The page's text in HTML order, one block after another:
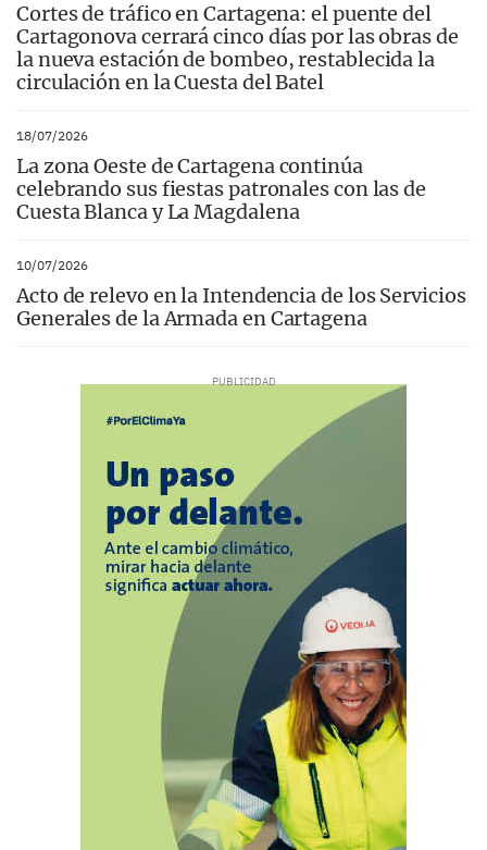
Cortes de tráfico en Cartagena: el puente del
Cartagonova cerrará cinco días por las obras de
la nueva estación de bombeo, restablecida la
circulación en la Cuesta del Batel
18/07/2026
La zona Oeste de Cartagena continúa
celebrando sus fiestas patronales con las de
Cuesta Blanca y La Magdalena
10/07/2026
Acto de relevo en la Intendencia de los Servicios
Generales de la Armada en Cartagena